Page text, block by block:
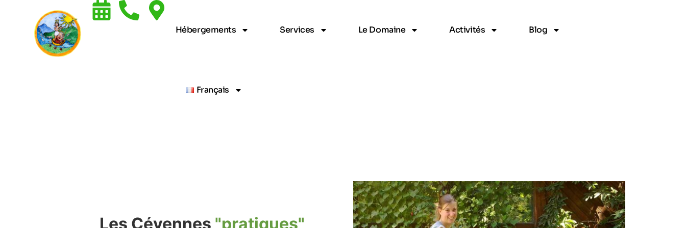
Hébergements Services Le Domaine Activités Blog
Français
Les Cévennes "pratiques"